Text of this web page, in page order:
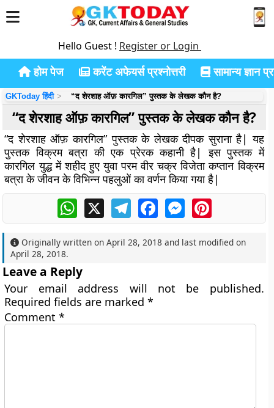
Hello Guest ! Register or Login
होम पेज करेंट अफेयर्स प्रश्नोत्तरी सामान्य ज्ञान
GKToday हिंदी “द शेरशाह ऑफ़ कारगिल” पुस्तक के लेखक कौन है?
“द शेरशाह ऑफ़ कारगिल” पुस्तक के लेखक कौन है?
“द शेरशाह ऑफ़ कारगिल” पुस्तक के लेखक दीपक सुराना है| यह
पुस्तक विक्रम बत्रा की एक प्रेरक कहानी है| इस पुस्तक में
कारगिल युद्ध में शहीद हुए युवा परम वीर चक्र विजेता कप्तान विक्रम
बत्रा के जीवन के विभिन्न पहलुओं का वर्णन किया गया है|
WhatsApp
X TelegramFacebookMessengerPinterest
Originally written onApril 28, 2018 and last modified on
April 28, 2018.
Leave a Reply
Your email address will not be published.
Required fields are marked*
Comment*